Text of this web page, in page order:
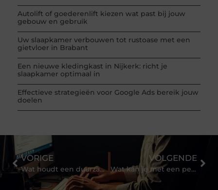
Autolift of goederenlift kiezen wat past bij jouw
gebouw en gebruik
Uw slaapkamer verbouwen tot rustoase met een
gietvloer in Brabant
Een nieuwe kledingkast in Nijkerk: richt je
slaapkamer optimaal in
Effectieve strategieën voor Google Ads bereik jouw
doelen
VORIGE
Wat houdt een duurzame baan in?
VOLGENDE
Wat kan je met een petticoat?